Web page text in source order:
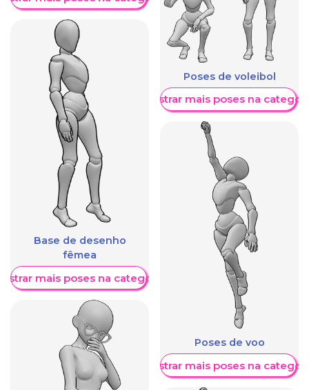
Base de desenho
fêmea
mais poses na categoria
Poses de voleibol
Mostrar mais poses na
Poses de voo
Mostrar mais poses na